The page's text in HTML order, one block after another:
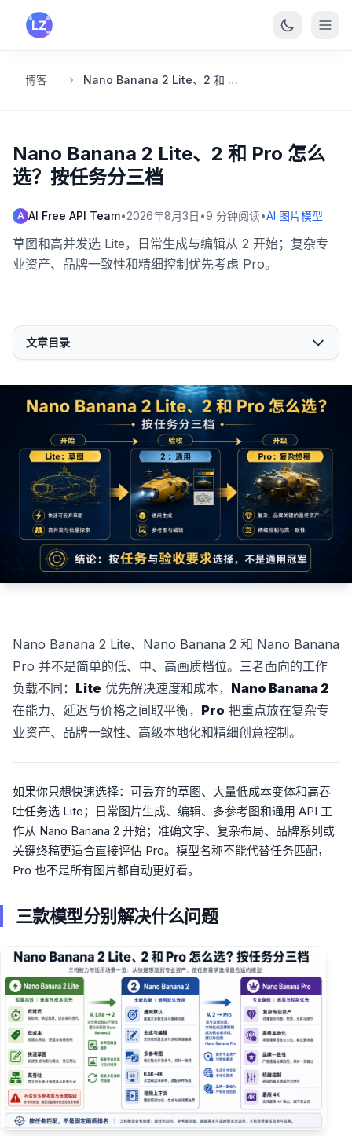
跳转到主要内容
博客 Nano Banana 2 Lite、2 和 Pro 怎么选？按任务分三档
Nano Banana 2 Lite、2 和 Pro 怎么
选？按任务分三档
A AI Free API Team•2026年8月3日 •9 分钟阅读•AI 图片模型
草图和高并发选 Lite，日常生成与编辑从 2 开始；复杂专
业资产、品牌一致性和精细控制优先考虑 Pro。
文章目录
Nano Banana 2 Lite、Nano Banana 2 和 Nano Banana
Pro 并不是简单的低、中、高画质档位。三者面向的工作
负载不同： Lite 优先解决速度和成本， Nano Banana 2
在能力、延迟与价格之间取平衡， Pro 把重点放在复杂专
业资产、品牌一致性、高级本地化和精细创意控制。
如果你只想快速选择：可丢弃的草图、大量低成本变体和高吞
吐任务选 Lite；日常图片生成、编辑、多参考图和通用 API 工
作从 Nano Banana 2 开始；准确文字、复杂布局、品牌系列或
关键终稿更适合直接评估 Pro。模型名称不能代替任务匹配，
Pro 也不是所有图片都自动更好看。
三款模型分别解决什么问题